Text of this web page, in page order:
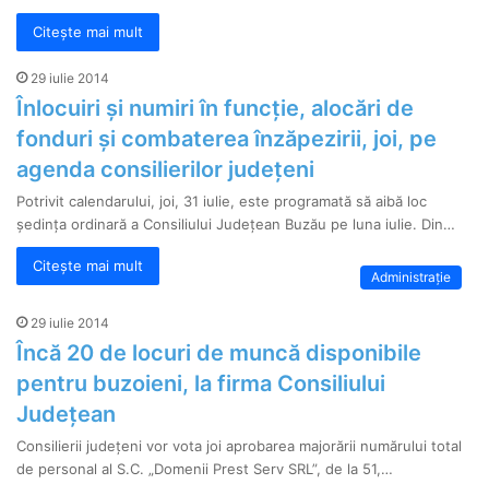
Citește mai mult
29 iulie 2014
Înlocuiri și numiri în funcție, alocări de
fonduri și combaterea înzăpezirii, joi, pe
agenda consilierilor județeni
Potrivit calendarului, joi, 31 iulie, este programată să aibă loc
ședința ordinară a Consiliului Județean Buzău pe luna iulie. Din…
Citește mai mult
Administrație
29 iulie 2014
Încă 20 de locuri de muncă disponibile
pentru buzoieni, la firma Consiliului
Județean
Consilierii județeni vor vota joi aprobarea majorării numărului total
de personal al S.C. „Domenii Prest Serv SRL”, de la 51,…